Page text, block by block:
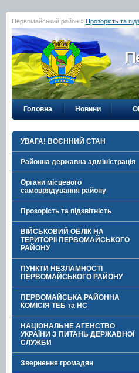
Первомайський район » Прозорість та
Головна Новини
УВАГА! ВОЄННИЙ СТАН
Районна державна адміністрація
Органи місцевого
самоврядування району
Прозорість та підзвітність
ВІЙСЬКОВИЙ ОБЛІК НА
ТЕРИТОРІЇ ПЕРВОМАЙСЬКОГО
РАЙОНУ
ПУНКТИ НЕЗЛАМНОСТІ
ПЕРВОМАЙСЬКОГО РАЙОНУ
ПЕРВОМАЙСЬКА РАЙОННА
КОМІСІЯ ТЕБ та НС
НАЦІОНАЛЬНЕ АГЕНСТВО
УКРАЇНИ З ПИТАНЬ ДЕРЖАВНОЇ
СЛУЖБИ
Звернення громадян